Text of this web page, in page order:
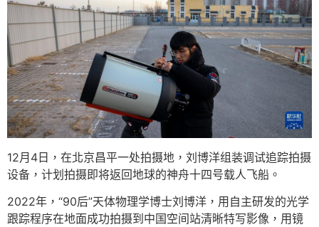
12月4日，在北京昌平一处拍摄地，刘博洋组装调试追踪拍摄
设备，计划拍摄即将返回地球的神舟十四号载人飞船。
2022年，“90后”天体物理学博士刘博洋，用自主研发的光学
跟踪程序在地面成功拍摄到中国空间站清晰特写影像，用镜